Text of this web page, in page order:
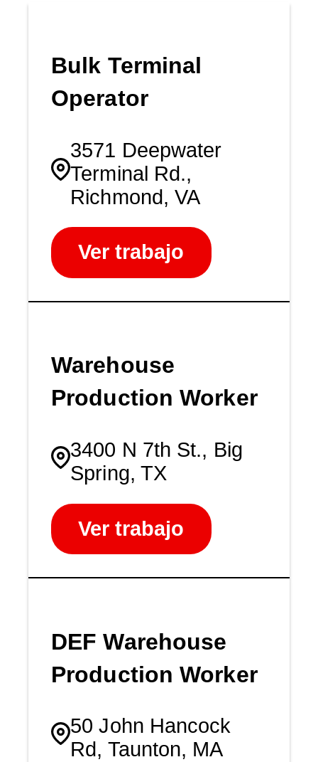
Bulk Terminal
Operator
3571 Deepwater
Terminal Rd.,
Richmond, VA
Ver trabajo
Warehouse
Production Worker
3400 N 7th St., Big
Spring, TX
Ver trabajo
DEF Warehouse
Production Worker
50 John Hancock
Rd, Taunton, MA